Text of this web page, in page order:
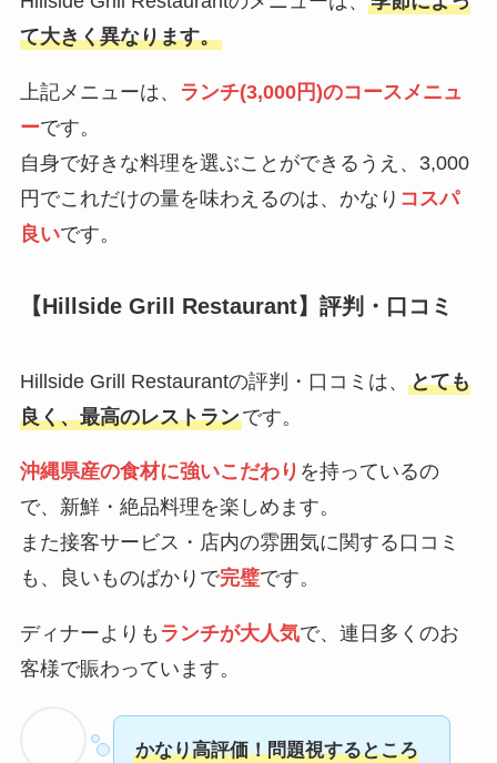
て大きく異なります。
上記メニューは、
ランチ(3,000円)のコースメニュ
ーです。
自身で好きな料理を選ぶことができるうえ、3,000
円でこれだけの量を味わえるのは、かなり コスパ
良いです。
【Hillside Grill Restaurant】評判・口コミ
Hillside Grill Restaurantの評判・口コミは、 とても
良く、最高のレストランです。
沖縄県産の食材に強いこだわり を持っているの
で、新鮮・絶品料理を楽しめます。
また接客サービス・店内の雰囲気に関する口コミ
も、良いものばかりで完璧です。
ディナーよりも ランチが大人気で、連日多くのお
客様で賑わっています。
かなり高評価！問題視するところ